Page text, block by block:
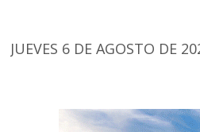
JUEVES 6 DE AGOSTO DE